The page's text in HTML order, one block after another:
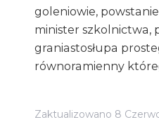
goleniowie,
minister szkolnictwa,
graniastosłupa
równoramienny
Zaktualizowano 8